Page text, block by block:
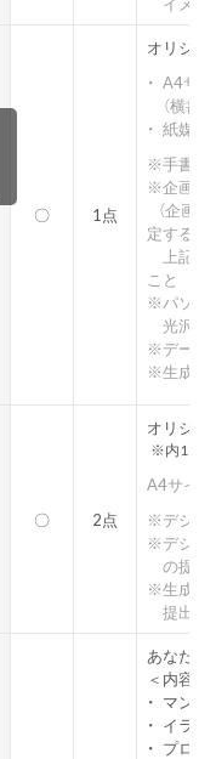
〇 1点
オリジナ
・ A4サ
（横書
・ 紙媒体
※手書き
※企画書
（企画
定する世
上記内
こと
※パソコ
光沢紙
※データ
※生成AI
〇 2点
オリジ
※内1点
A4サイズ
※デジタ
※デジタ
の提出
※生成AI
提出禁
あなたの
＜内容例
・ マンガ
・ イラス
・ プロ